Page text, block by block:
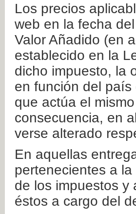
Los precios
web en la fecha
Valor Añadido (en
establecido en la
dicho impuesto, la
en función del
que actúa el
consecuencia, en
verse alterado
En aquellas
pertenecientes a
de los impuestos y
éstos a cargo del